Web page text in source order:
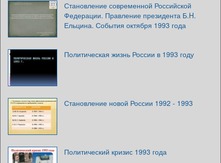
Становление современной Российской
Федерации. Правление президента Б.H.
Ельцина. События октября 1993 года
Политическая жизнь России в 1993 году
Становление новой России 1992 - 1993
Политический кризис 1993 года